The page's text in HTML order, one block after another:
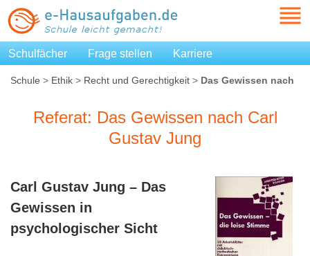
Schulfächer Frage stellen Karriere
Schule > Ethik > Recht und Gerechtigkeit > Das Gewissen nach
Referat: Das Gewissen nach Carl
Gustav Jung
Carl Gustav Jung – Das
Gewissen in
psychologischer Sicht